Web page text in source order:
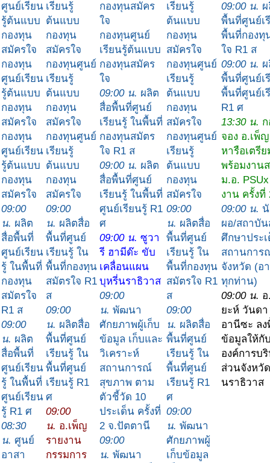
ศูนย์เรียน
รู้ต้นแบบ
กองทุน
สมัครใจ
กองทุน
ศูนย์เรียน
รู้ต้นแบบ
กองทุน
สมัครใจ
กองทุน
ศูนย์เรียน
รู้ต้นแบบ
กองทุน
สมัครใจ
09:00
น. ผลิต
สื่อพื้นที่
ศูนย์เรียน
รู้ ในพื้นที่
กองทุน
สมัตรใจ
R1 ส
09:00
น. ผลิต
สื่อพื้นที่
ศูนย์เรียน
รู้ ในพื้นที่
ศูนย์เรียน
รู้ R1 ศ
08:30
น. ศูนย์
อาสา
เรียนรู้
ต้นแบบ
กองทุน
สมัครใจ
กองทุนศูนย์
เรียนรู้
ต้นแบบ
กองทุน
สมัครใจ
กองทุนศูนย์
เรียนรู้
ต้นแบบ
กองทุน
สมัครใจ
09:00
น. ผลิตสื่อ
พื้นที่ศูนย์
เรียนรู้ ใน
พื้นที่กองทุน
สมัตรใจ R1
ส
09:00
น. ผลิตสื่อ
พื้นที่ศูนย์
เรียนรู้ ใน
พื้นที่ศูนย์
เรียนรู้ R1
ศ
09:00
น. อ.เพ็ญ
รายงาน
กรรมการ
กองทุนสมัคร
ใจ
กองทุนศูนย์
เรียนรู้ต้นแบบ
กองทุนสมัคร
ใจ
09:00 น. ผลิต
สื่อพื้นที่ศูนย์
เรียนรู้ ในพื้นที่
กองทุนสมัตร
ใจ R1 ส
09:00 น. ผลิต
สื่อพื้นที่ศูนย์
เรียนรู้ ในพื้นที่
ศูนย์เรียนรู้ R1
ศ
09:00 น. ซูวา
รี ฮามีด๊ะ ขับ
เคลื่อนแผน
บุหรี่นราธิวาส
09:00
น. พัฒนา
ศักยภาพผู้เก็บ
ข้อมูล เก็บและ
วิเคราะห์
สถานการณ์
สุขภาพ ตาม
ตัวชี้วัด 10
ประเด็น ครั้งที่
2 จ.ปัตตานี
09:00
น. พัฒนา
เรียนรู้
ต้นแบบ
กองทุน
สมัครใจ
กองทุนศูนย์
เรียนรู้
ต้นแบบ
กองทุน
สมัครใจ
กองทุนศูนย์
เรียนรู้
ต้นแบบ
กองทุน
สมัครใจ
09:00
น. ผลิตสื่อ
พื้นที่ศูนย์
เรียนรู้ ใน
พื้นที่กองทุน
สมัตรใจ R1
ส
09:00
น. ผลิตสื่อ
พื้นที่ศูนย์
เรียนรู้ ใน
พื้นที่ศูนย์
เรียนรู้ R1
ศ
09:00
น. พัฒนา
ศักยภาพผู้
เก็บข้อมูล
09:00 น.
พื้นที่ศูนย์เ
พื้นที่กองทุ
ใจ R1 ส
09:00 น.
พื้นที่ศูนย์เ
พื้นที่ศูนย์เ
R1 ศ
13:30 น.
จอง อ.เพ็
หารือเตรี
พร้อมงาน
ม.อ.
งาน ครั้งที่
09:00 น.
ผอ/สถาบั
ศึกษาประ
สถานการ
จังหวัด (อ
ทุกท่าน)
09:00 น.
ยะห์ วันด
อานีซะ ล
ข้อมูลให้กั
องค์การบ
ส่วนจังหวัด
นราธิวาส